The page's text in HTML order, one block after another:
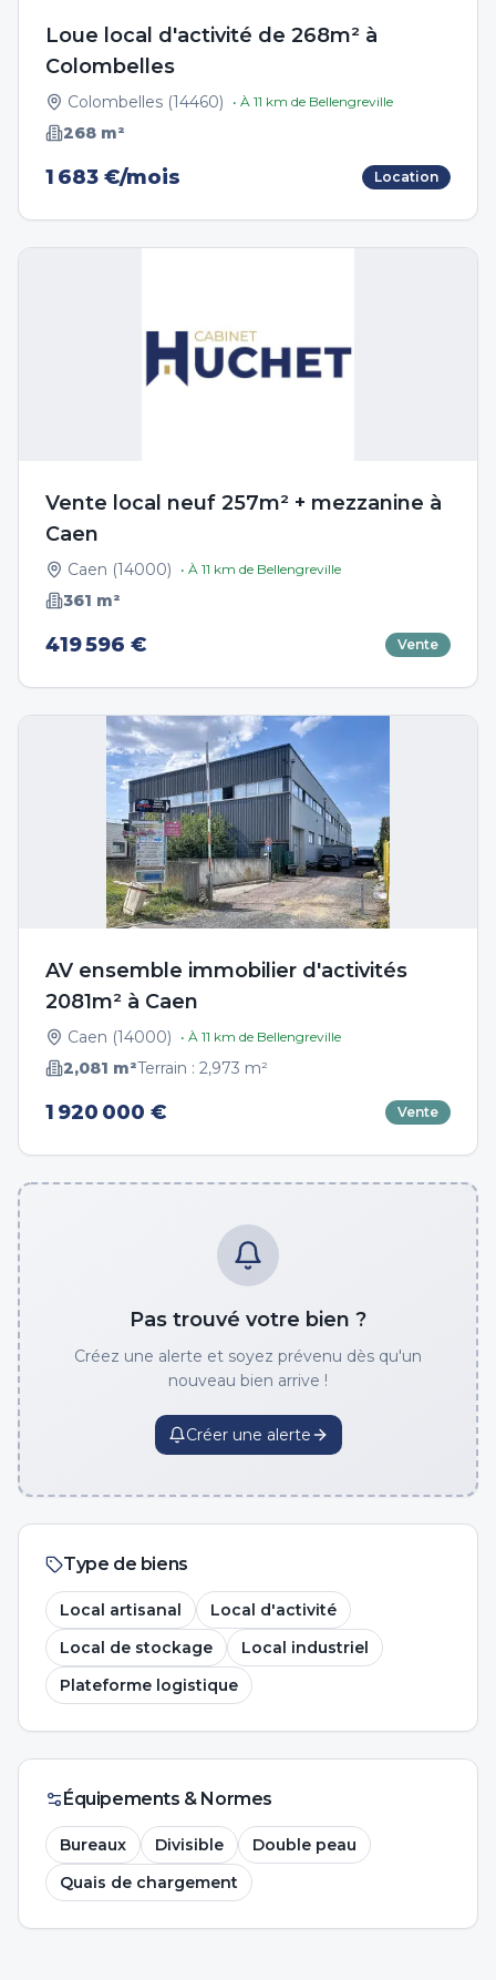
Loue local d'activité de 268m² à
Colombelles
Colombelles (14460) • À 11 km de Bellengreville
268 m²
1 683 €/mois Location
Vente local neuf 257m² + mezzanine à
Caen
Caen (14000) • À 11 km de Bellengreville
361 m²
419 596 € Vente
AV ensemble immobilier d'activités
2081m² à Caen
Caen (14000) • À 11 km de Bellengreville
2,081 m²Terrain : 2,973 m²
1 920 000 € Vente
Pas trouvé votre bien ?
Créez une alerte et soyez prévenu dès qu'un
nouveau bien arrive !
Créer une alerte
Type de biens
Local artisanal
Local d'activité
Local de stockage
Local industriel
Plateforme logistique
Équipements & Normes
Bureaux Divisible
Double peau
Quais de chargement